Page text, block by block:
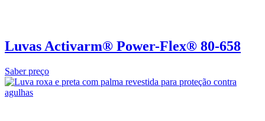
Luvas Activarm® Power-Flex® 80-658
Saber preço